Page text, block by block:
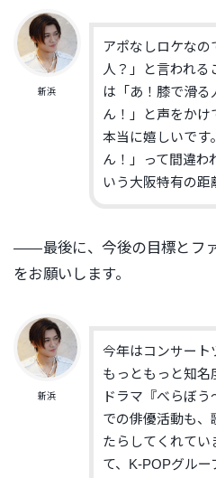
新浜
アポなしロケなの
人？」と言われる
は「あ！膝で滑る
ん！」と声をかけ
本当に嬉しいです
ん！」って間違わ
いう大阪特有の距
――最後に、今後の目標とフ
をお願いします。
新浜
今年はコンサート
もっともっと知名
ドラマ『べらぼ
での俳優活動も、
たらしてくれてい
て、K-POPグル